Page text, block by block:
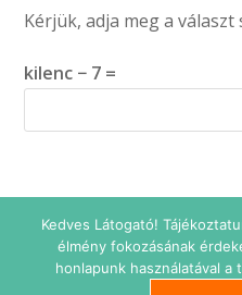
Kérjük, adja meg a választ
kilenc − 7 =
Kedves Látogató!
élmény fokozásának
honlapunk használatával